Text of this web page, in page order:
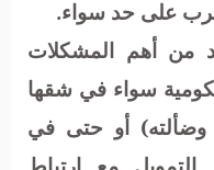
على حد سواء.
من أهم المشكلات
سواء في شقها
وضألته) أو حتى في